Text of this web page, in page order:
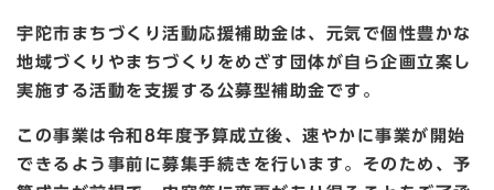
宇陀市まちづくり活動応援補助金は、元気で個性豊かな
地域づくりやまちづくりをめざす団体が自ら企画立案し
実施する活動を支援する公募型補助金です。
この事業は令和8年度予算成立後、速やかに事業が開始
できるよう事前に募集手続きを行います。そのため、予